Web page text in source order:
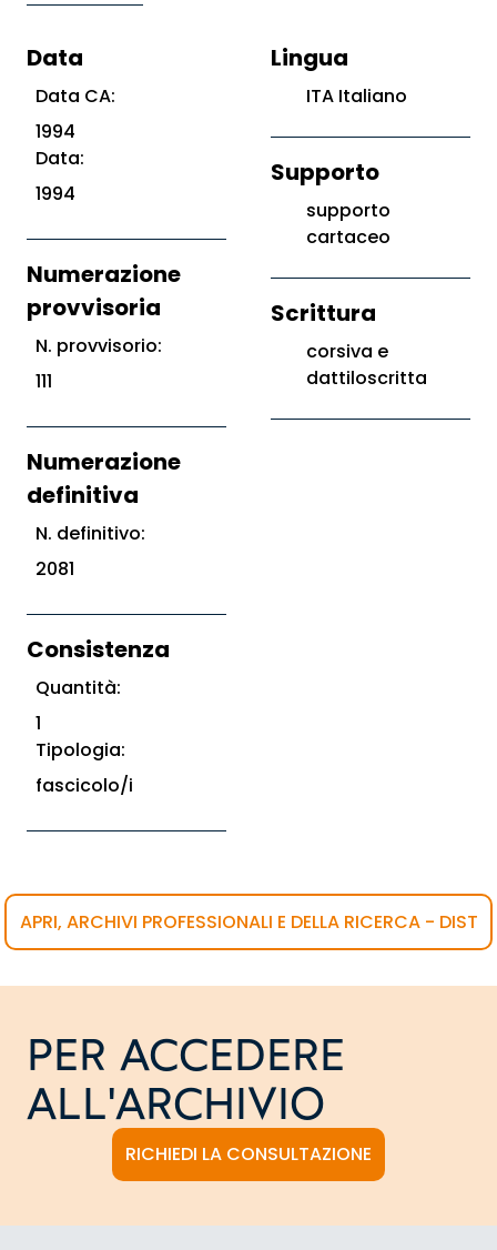
Data
Data CA:
1994
Data:
1994
Numerazione
provvisoria
N. provvisorio:
111
Numerazione
definitiva
N. definitivo:
2081
Consistenza
Quantità:
1
Tipologia:
fascicolo/i
Lingua
ITA Italiano
Supporto
supporto
cartaceo
Scrittura
corsiva e
dattiloscritta
APRI, ARCHIVI PROFESSIONALI E DELLA RICERCA - DIST
PER ACCEDERE
ALL'ARCHIVIO
RICHIEDI LA CONSULTAZIONE